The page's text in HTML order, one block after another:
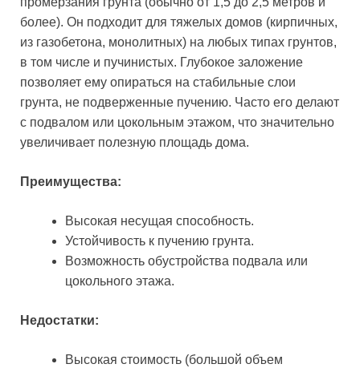
более). Он подходит для тяжелых домов (кирпичных,
из газобетона, монолитных) на любых типах грунтов,
в том числе и пучинистых. Глубокое заложение
позволяет ему опираться на стабильные слои
грунта, не подверженные пучению. Часто его делают
с подвалом или цокольным этажом, что значительно
увеличивает полезную площадь дома.
Преимущества:
Высокая несущая способность.
Устойчивость к пучению грунта.
Возможность обустройства подвала или
цокольного этажа.
Недостатки:
Высокая стоимость (большой объем